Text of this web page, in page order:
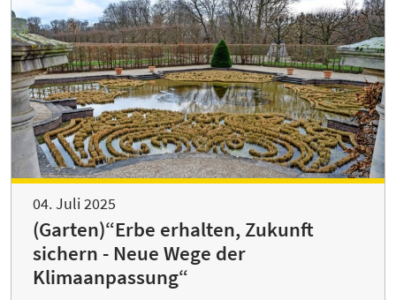
04. Juli 2025
(Garten)“Erbe erhalten, Zukunft
sichern - Neue Wege der
Klimaanpassung“